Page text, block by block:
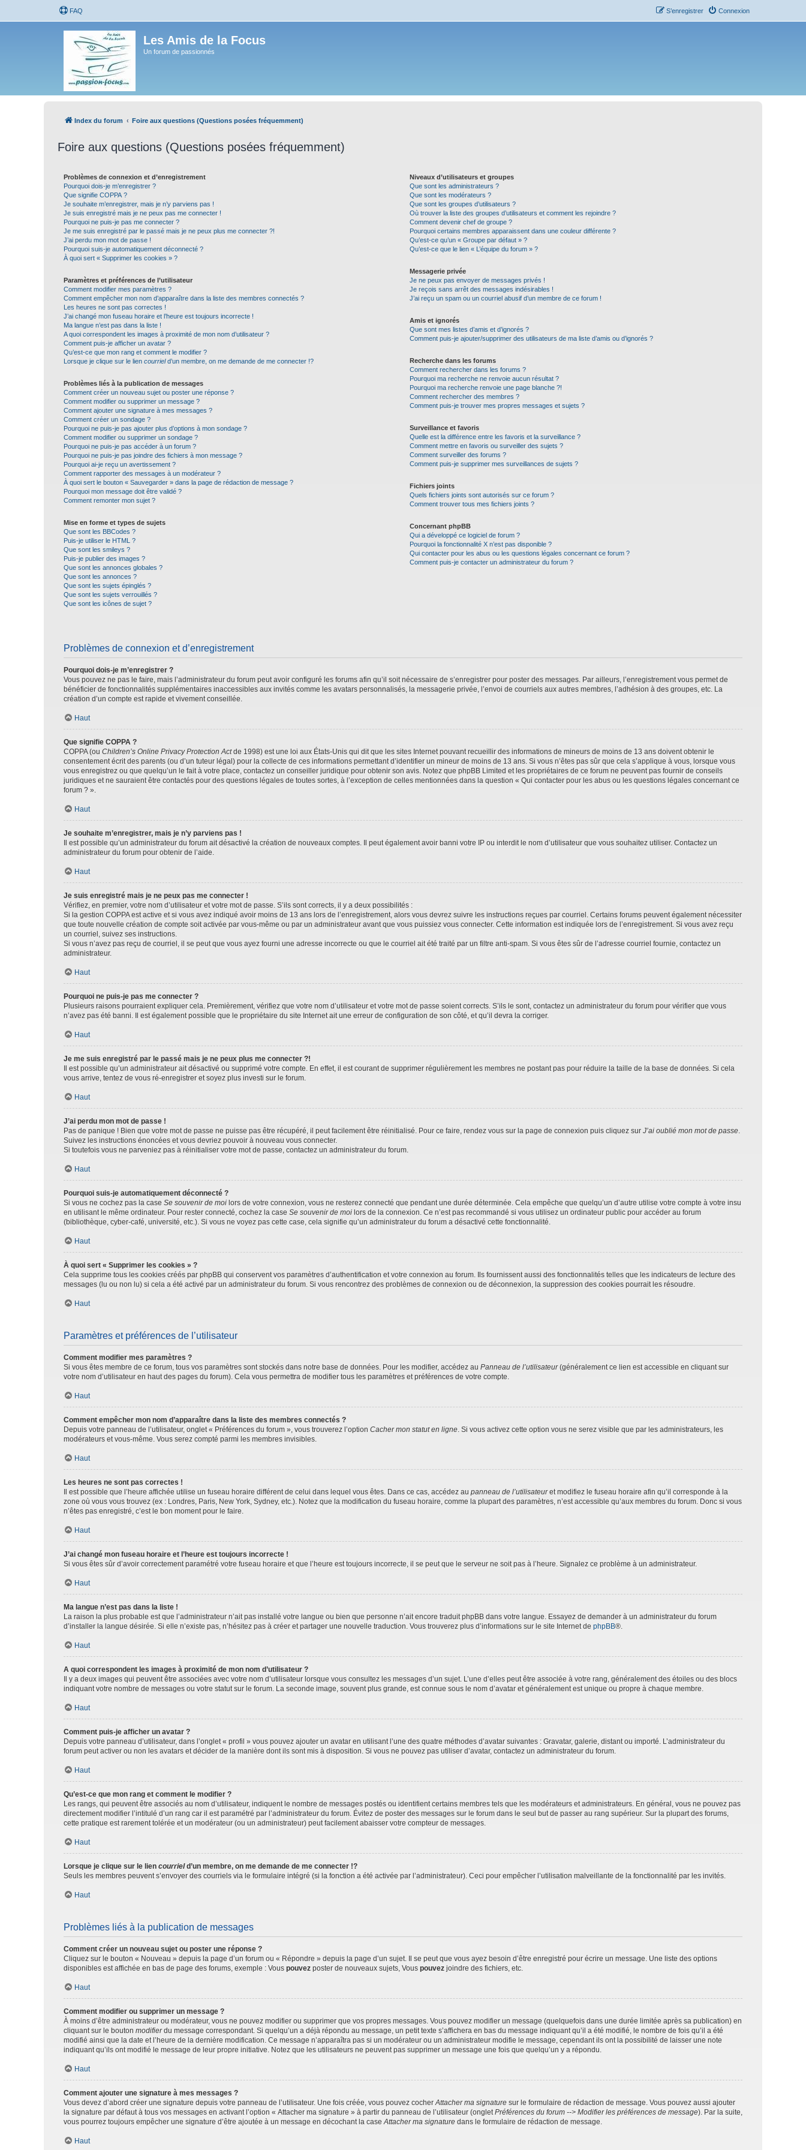
FAQ Connexion
S’enregistrer
Les Amis de la Focus
Un forum de passionnés
Index du forum Foire aux questions (Questions posées fréquemment)
Foire aux questions (Questions posées fréquemment)
Problèmes de connexion et d’enregistrement
Pourquoi dois-je m’enregistrer ?
Que signifie COPPA ?
Je souhaite m’enregistrer, mais je n’y parviens pas !
Je suis enregistré mais je ne peux pas me connecter !
Pourquoi ne puis-je pas me connecter ?
Je me suis enregistré par le passé mais je ne peux plus me connecter ?!
J’ai perdu mon mot de passe !
Pourquoi suis-je automatiquement déconnecté ?
À quoi sert « Supprimer les cookies » ?
Paramètres et préférences de l’utilisateur
Comment modifier mes paramètres ?
Comment empêcher mon nom d’apparaître dans la liste des membres connectés ?
Les heures ne sont pas correctes !
J’ai changé mon fuseau horaire et l’heure est toujours incorrecte !
Ma langue n’est pas dans la liste !
A quoi correspondent les images à proximité de mon nom d’utilisateur ?
Comment puis-je afficher un avatar ?
Qu’est-ce que mon rang et comment le modifier ?
Lorsque je clique sur le lien courrield’un membre, on me demande de me connecter !?
Problèmes liés à la publication de messages
Comment créer un nouveau sujet ou poster une réponse ?
Comment modifier ou supprimer un message ?
Comment ajouter une signature à mes messages ?
Comment créer un sondage ?
Pourquoi ne puis-je pas ajouter plus d’options à mon sondage ?
Comment modifier ou supprimer un sondage ?
Pourquoi ne puis-je pas accéder à un forum ?
Pourquoi ne puis-je pas joindre des fichiers à mon message ?
Pourquoi ai-je reçu un avertissement ?
Comment rapporter des messages à un modérateur ?
À quoi sert le bouton « Sauvegarder » dans la page de rédaction de message ?
Pourquoi mon message doit être validé ?
Comment remonter mon sujet ?
Mise en forme et types de sujets
Que sont les BBCodes ?
Puis-je utiliser le HTML ?
Que sont les smileys ?
Puis-je publier des images ?
Que sont les annonces globales ?
Que sont les annonces ?
Que sont les sujets épinglés ?
Que sont les sujets verrouillés ?
Que sont les icônes de sujet ?
Niveaux d’utilisateurs et groupes
Que sont les administrateurs ?
Que sont les modérateurs ?
Que sont les groupes d’utilisateurs ?
Où trouver la liste des groupes d’utilisateurs et comment les rejoindre ?
Comment devenir chef de groupe ?
Pourquoi certains membres apparaissent dans une couleur différente ?
Qu’est-ce qu’un « Groupe par défaut » ?
Qu’est-ce que le lien « L’équipe du forum » ?
Messagerie privée
Je ne peux pas envoyer de messages privés !
Je reçois sans arrêt des messages indésirables !
J’ai reçu un spam ou un courriel abusif d’un membre de ce forum !
Amis et ignorés
Que sont mes listes d’amis et d’ignorés ?
Comment puis-je ajouter/supprimer des utilisateurs de ma liste d’amis ou d’ignorés ?
Recherche dans les forums
Comment rechercher dans les forums ?
Pourquoi ma recherche ne renvoie aucun résultat ?
Pourquoi ma recherche renvoie une page blanche ?!
Comment rechercher des membres ?
Comment puis-je trouver mes propres messages et sujets ?
Surveillance et favoris
Quelle est la différence entre les favoris et la surveillance ?
Comment mettre en favoris ou surveiller des sujets ?
Comment surveiller des forums ?
Comment puis-je supprimer mes surveillances de sujets ?
Fichiers joints
Quels fichiers joints sont autorisés sur ce forum ?
Comment trouver tous mes fichiers joints ?
Concernant phpBB
Qui a développé ce logiciel de forum ?
Pourquoi la fonctionnalité X n’est pas disponible ?
Qui contacter pour les abus ou les questions légales concernant ce forum ?
Comment puis-je contacter un administrateur du forum ?
Problèmes de connexion et d’enregistrement
Pourquoi dois-je m’enregistrer ?
Vous pouvez ne pas le faire, mais l’administrateur du forum peut avoir configuré les forums afin qu’il soit nécessaire de s’enregistrer pour poster des messages. Par ailleurs, l’enregistrement vous permet de
bénéficier de fonctionnalités supplémentaires inaccessibles aux invités comme les avatars personnalisés, la messagerie privée, l’envoi de courriels aux autres membres, l’adhésion à des groupes, etc. La
création d’un compte est rapide et vivement conseillée.
Haut
Que signifie COPPA ?
COPPA (ou Children’s Online Privacy Protection Actde 1998) est une loi aux États-Unis qui dit que les sites Internet pouvant recueillir des informations de mineurs de moins de 13 ans doivent obtenir le
consentement écrit des parents (ou d’un tuteur légal) pour la collecte de ces informations permettant d’identifier un mineur de moins de 13 ans. Si vous n’êtes pas sûr que cela s’applique à vous, lorsque vous
vous enregistrez ou que quelqu’un le fait à votre place, contactez un conseiller juridique pour obtenir son avis. Notez que phpBB Limited et les propriétaires de ce forum ne peuvent pas fournir de conseils
juridiques et ne sauraient être contactés pour des questions légales de toutes sortes, à l’exception de celles mentionnées dans la question « Qui contacter pour les abus ou les questions légales concernant ce
forum ? ».
Haut
Je souhaite m’enregistrer, mais je n’y parviens pas !
Il est possible qu’un administrateur du forum ait désactivé la création de nouveaux comptes. Il peut également avoir banni votre IP ou interdit le nom d’utilisateur que vous souhaitez utiliser. Contactez un
administrateur du forum pour obtenir de l’aide.
Haut
Je suis enregistré mais je ne peux pas me connecter !
Vérifiez, en premier, votre nom d’utilisateur et votre mot de passe. S’ils sont corrects, il y a deux possibilités :
Si la gestion COPPA est active et si vous avez indiqué avoir moins de 13 ans lors de l’enregistrement, alors vous devrez suivre les instructions reçues par courriel. Certains forums peuvent également nécessiter
que toute nouvelle création de compte soit activée par vous-même ou par un administrateur avant que vous puissiez vous connecter. Cette information est indiquée lors de l’enregistrement. Si vous avez reçu
un courriel, suivez ses instructions.
Si vous n’avez pas reçu de courriel, il se peut que vous ayez fourni une adresse incorrecte ou que le courriel ait été traité par un filtre anti-spam. Si vous êtes sûr de l’adresse courriel fournie, contactez un
administrateur.
Haut
Pourquoi ne puis-je pas me connecter ?
Plusieurs raisons pourraient expliquer cela. Premièrement, vérifiez que votre nom d’utilisateur et votre mot de passe soient corrects. S’ils le sont, contactez un administrateur du forum pour vérifier que vous
n’avez pas été banni. Il est également possible que le propriétaire du site Internet ait une erreur de configuration de son côté, et qu’il devra la corriger.
Haut
Je me suis enregistré par le passé mais je ne peux plus me connecter ?!
Il est possible qu’un administrateur ait désactivé ou supprimé votre compte. En effet, il est courant de supprimer régulièrement les membres ne postant pas pour réduire la taille de la base de données. Si cela
vous arrive, tentez de vous ré-enregistrer et soyez plus investi sur le forum.
Haut
J’ai perdu mon mot de passe !
Pas de panique ! Bien que votre mot de passe ne puisse pas être récupéré, il peut facilement être réinitialisé. Pour ce faire, rendez vous sur la page de connexion puis cliquez sur J’ai oublié mon mot de passe.
Suivez les instructions énoncées et vous devriez pouvoir à nouveau vous connecter.
Si toutefois vous ne parveniez pas à réinitialiser votre mot de passe, contactez un administrateur du forum.
Haut
Pourquoi suis-je automatiquement déconnecté ?
Si vous ne cochez pas la case Se souvenir de moi lors de votre connexion, vous ne resterez connecté que pendant une durée déterminée. Cela empêche que quelqu’un d’autre utilise votre compte à votre insu
en utilisant le même ordinateur. Pour rester connecté, cochez la case Se souvenir de moi lors de la connexion. Ce n’est pas recommandé si vous utilisez un ordinateur public pour accéder au forum
(bibliothèque, cyber-café, université, etc.). Si vous ne voyez pas cette case, cela signifie qu’un administrateur du forum a désactivé cette fonctionnalité.
Haut
À quoi sert « Supprimer les cookies » ?
Cela supprime tous les cookies créés par phpBB qui conservent vos paramètres d’authentification et votre connexion au forum. Ils fournissent aussi des fonctionnalités telles que les indicateurs de lecture des
messages (lu ou non lu) si cela a été activé par un administrateur du forum. Si vous rencontrez des problèmes de connexion ou de déconnexion, la suppression des cookies pourrait les résoudre.
Haut
Paramètres et préférences de l’utilisateur
Comment modifier mes paramètres ?
Si vous êtes membre de ce forum, tous vos paramètres sont stockés dans notre base de données. Pour les modifier, accédez au Panneau de l’utilisateur(généralement ce lien est accessible en cliquant sur
votre nom d’utilisateur en haut des pages du forum). Cela vous permettra de modifier tous les paramètres et préférences de votre compte.
Haut
Comment empêcher mon nom d’apparaître dans la liste des membres connectés ?
Depuis votre panneau de l’utilisateur, onglet « Préférences du forum », vous trouverez l’option Cacher mon statut en ligne. Si vous activez cette option vous ne serez visible que par les administrateurs, les
modérateurs et vous-même. Vous serez compté parmi les membres invisibles.
Haut
Les heures ne sont pas correctes !
Il est possible que l’heure affichée utilise un fuseau horaire différent de celui dans lequel vous êtes. Dans ce cas, accédez au panneau de l’utilisateuret modifiez le fuseau horaire afin qu’il corresponde à la
zone où vous vous trouvez (ex : Londres, Paris, New York, Sydney, etc.). Notez que la modification du fuseau horaire, comme la plupart des paramètres, n’est accessible qu’aux membres du forum. Donc si vous
n’êtes pas enregistré, c’est le bon moment pour le faire.
Haut
J’ai changé mon fuseau horaire et l’heure est toujours incorrecte !
Si vous êtes sûr d’avoir correctement paramétré votre fuseau horaire et que l’heure est toujours incorrecte, il se peut que le serveur ne soit pas à l’heure. Signalez ce problème à un administrateur.
Haut
Ma langue n’est pas dans la liste !
La raison la plus probable est que l’administrateur n’ait pas installé votre langue ou bien que personne n’ait encore traduit phpBB dans votre langue. Essayez de demander à un administrateur du forum
d’installer la langue désirée. Si elle n’existe pas, n’hésitez pas à créer et partager une nouvelle traduction. Vous trouverez plus d’informations sur le site Internet de phpBB®.
Haut
A quoi correspondent les images à proximité de mon nom d’utilisateur ?
Il y a deux images qui peuvent être associées avec votre nom d’utilisateur lorsque vous consultez les messages d’un sujet. L’une d’elles peut être associée à votre rang, généralement des étoiles ou des blocs
indiquant votre nombre de messages ou votre statut sur le forum. La seconde image, souvent plus grande, est connue sous le nom d’avatar et généralement est unique ou propre à chaque membre.
Haut
Comment puis-je afficher un avatar ?
Depuis votre panneau d’utilisateur, dans l’onglet « profil » vous pouvez ajouter un avatar en utilisant l’une des quatre méthodes d’avatar suivantes : Gravatar, galerie, distant ou importé. L’administrateur du
forum peut activer ou non les avatars et décider de la manière dont ils sont mis à disposition. Si vous ne pouvez pas utiliser d’avatar, contactez un administrateur du forum.
Haut
Qu’est-ce que mon rang et comment le modifier ?
Les rangs, qui peuvent être associés au nom d’utilisateur, indiquent le nombre de messages postés ou identifient certains membres tels que les modérateurs et administrateurs. En général, vous ne pouvez pas
directement modifier l’intitulé d’un rang car il est paramétré par l’administrateur du forum. Évitez de poster des messages sur le forum dans le seul but de passer au rang supérieur. Sur la plupart des forums,
cette pratique est rarement tolérée et un modérateur (ou un administrateur) peut facilement abaisser votre compteur de messages.
Haut
Lorsque je clique sur le lien courrield’un membre, on me demande de me connecter !?
Seuls les membres peuvent s’envoyer des courriels via le formulaire intégré (si la fonction a été activée par l’administrateur). Ceci pour empêcher l’utilisation malveillante de la fonctionnalité par les invités.
Haut
Problèmes liés à la publication de messages
Comment créer un nouveau sujet ou poster une réponse ?
Cliquez sur le bouton « Nouveau » depuis la page d’un forum ou « Répondre » depuis la page d’un sujet. Il se peut que vous ayez besoin d’être enregistré pour écrire un message. Une liste des options
disponibles est affichée en bas de page des forums, exemple : Vous pouvez poster de nouveaux sujets, Vous pouvez joindre des fichiers, etc.
Haut
Comment modifier ou supprimer un message ?
À moins d’être administrateur ou modérateur, vous ne pouvez modifier ou supprimer que vos propres messages. Vous pouvez modifier un message (quelquefois dans une durée limitée après sa publication) en
cliquant sur le bouton modifierdu message correspondant. Si quelqu’un a déjà répondu au message, un petit texte s’affichera en bas du message indiquant qu’il a été modifié, le nombre de fois qu’il a été
modifié ainsi que la date et l’heure de la dernière modification. Ce message n’apparaîtra pas si un modérateur ou un administrateur modifie le message, cependant ils ont la possibilité de laisser une note
indiquant qu’ils ont modifié le message de leur propre initiative. Notez que les utilisateurs ne peuvent pas supprimer un message une fois que quelqu’un y a répondu.
Haut
Comment ajouter une signature à mes messages ?
Vous devez d’abord créer une signature depuis votre panneau de l’utilisateur. Une fois créée, vous pouvez cocherAttacher ma signature sur le formulaire de rédaction de message. Vous pouvez aussi ajouter
la signature par défaut à tous vos messages en activant l’option « Attacher ma signature » à partir du panneau de l’utilisateur (ongletPréférences du forum --> Modifier les préférences de message). Par la suite,
vous pourrez toujours empêcher une signature d’être ajoutée à un message en décochant la caseAttacher ma signature dans le formulaire de rédaction de message.
Haut